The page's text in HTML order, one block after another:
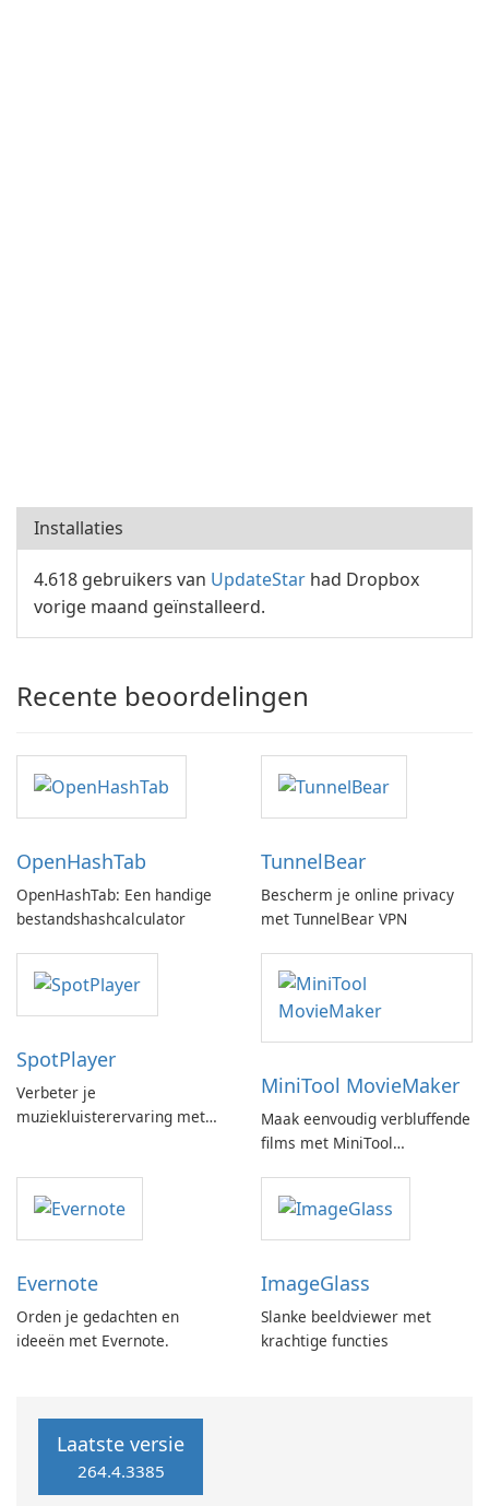
Installaties
4.618 gebruikers van UpdateStar had Dropbox
vorige maand geïnstalleerd.
Recente beoordelingen
OpenHashTab
OpenHashTab: Een handige
bestandshashcalculator
TunnelBear
Bescherm je online privacy
met TunnelBear VPN
SpotPlayer
Verbeter je
muziekluisterervaring met
MiniTool MovieMaker
Maak eenvoudig verbluffende
films met MiniTool
Evernote
Orden je gedachten en
ideeën met Evernote.
ImageGlass
Slanke beeldviewer met
krachtige functies
Laatste versie
264.4.3385